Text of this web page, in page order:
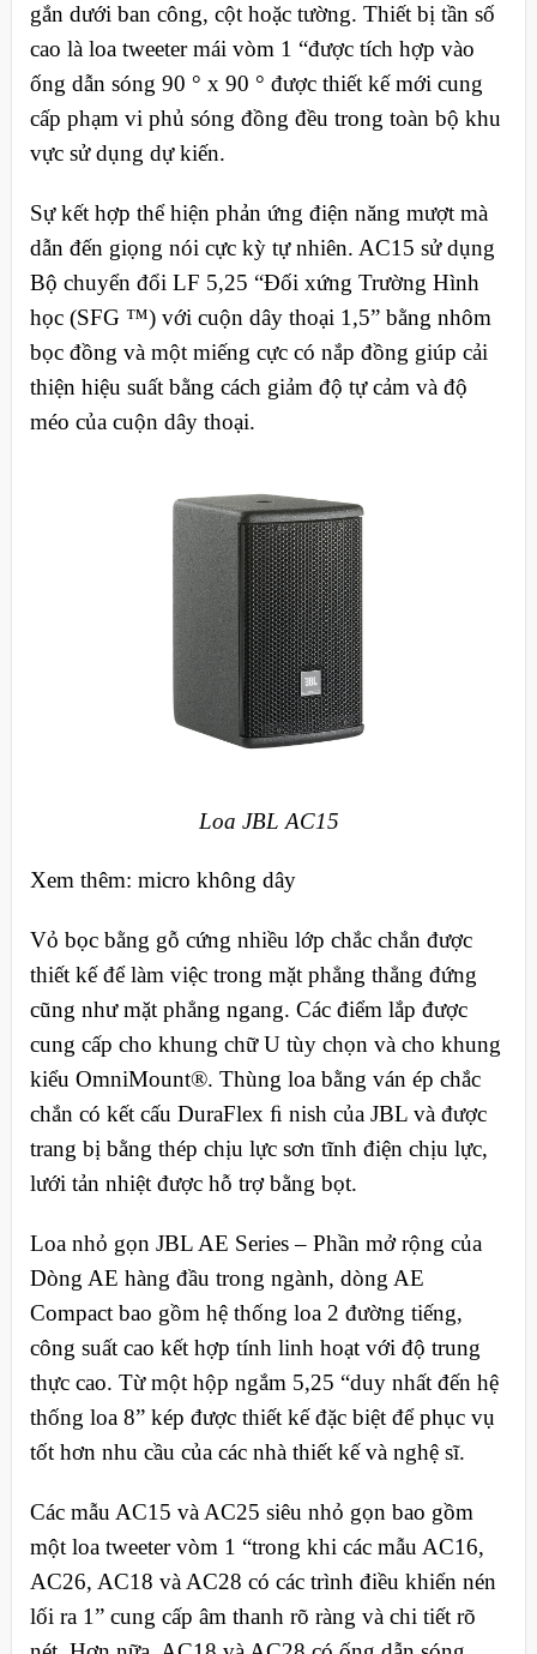
gắn dưới ban công, cột hoặc tường. Thiết bị tần số
cao là loa tweeter mái vòm 1 “được tích hợp vào
ống dẫn sóng 90 ° x 90 ° được thiết kế mới cung
cấp phạm vi phủ sóng đồng đều trong toàn bộ khu
vực sử dụng dự kiến.
Sự kết hợp thể hiện phản ứng điện năng mượt mà
dẫn đến giọng nói cực kỳ tự nhiên. AC15 sử dụng
Bộ chuyển đổi LF 5,25 “Đối xứng Trường Hình
học (SFG ™) với cuộn dây thoại 1,5” bằng nhôm
bọc đồng và một miếng cực có nắp đồng giúp cải
thiện hiệu suất bằng cách giảm độ tự cảm và độ
méo của cuộn dây thoại.
Loa JBL AC15
Xem thêm: micro không dây
Vỏ bọc bằng gỗ cứng nhiều lớp chắc chắn được
thiết kế để làm việc trong mặt phẳng thẳng đứng
cũng như mặt phẳng ngang. Các điểm lắp được
cung cấp cho khung chữ U tùy chọn và cho khung
kiểu OmniMount®. Thùng loa bằng ván ép chắc
chắn có kết cấu DuraFlex ﬁ nish của JBL và được
trang bị bằng thép chịu lực sơn tĩnh điện chịu lực,
lưới tản nhiệt được hỗ trợ bằng bọt.
Loa nhỏ gọn JBL AE Series – Phần mở rộng của
Dòng AE hàng đầu trong ngành, dòng AE
Compact bao gồm hệ thống loa 2 đường tiếng,
công suất cao kết hợp tính linh hoạt với độ trung
thực cao. Từ một hộp ngắm 5,25 “duy nhất đến hệ
thống loa 8” kép được thiết kế đặc biệt để phục vụ
tốt hơn nhu cầu của các nhà thiết kế và nghệ sĩ.
Các mẫu AC15 và AC25 siêu nhỏ gọn bao gồm
một loa tweeter vòm 1 “trong khi các mẫu AC16,
AC26, AC18 và AC28 có các trình điều khiển nén
lối ra 1” cung cấp âm thanh rõ ràng và chi tiết rõ